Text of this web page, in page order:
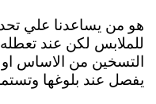
هو من يساعدنا علي
للملابس لكن عند
التسخين من الاساس
يفصل عند بلوغها